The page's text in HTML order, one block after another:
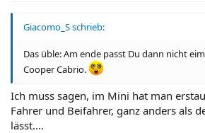
Giacomo_S schrieb:
Das üble: Am ende passt Du dann nicht
Cooper Cabrio.
Ich muss sagen, im Mini hat man
Fahrer und Beifahrer, ganz anders als
lässt....